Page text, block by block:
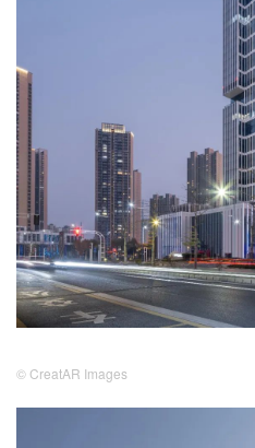
© CreatAR Images